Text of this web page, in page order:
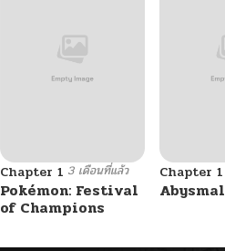
Chapter 1 3 เดือนที่แล้ว
Pokémon: Festival
of Champions
Chapter 1
Abysmal